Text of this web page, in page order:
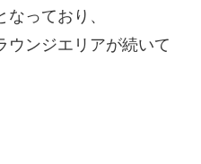
っており、
ウンジエリアが続いて